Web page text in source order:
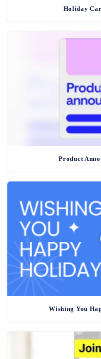
Holiday
Product
Wishing You